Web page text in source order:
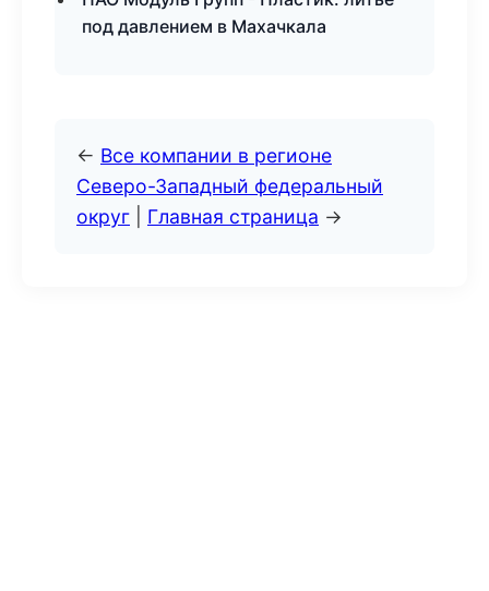
под давлением в Махачкала
← Все компании в регионе
Северо-Западный федеральный
округ
Главная страница →